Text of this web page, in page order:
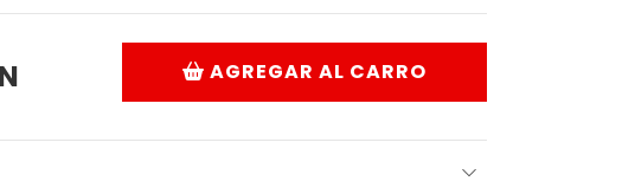
AGREGAR AL CARRO